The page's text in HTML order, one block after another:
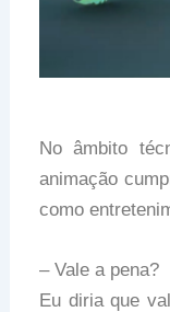
No âmbito
animação
como
– Vale a pena?
Eu diria que